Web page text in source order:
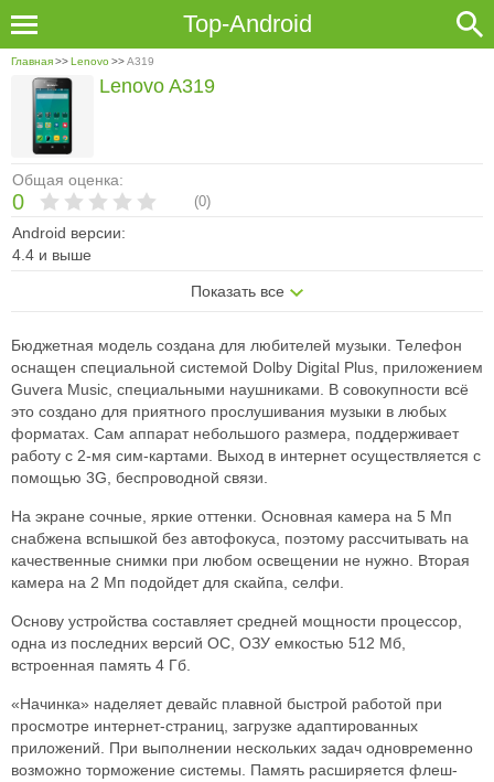
Top-Android
Главная>>Lenovo>>A319
Общая оценка:
0 (0)
Android версии:
4.4 и выше
Показать все
Lenovo A319
Бюджетная модель создана для любителей музыки. Телефон
оснащен специальной системой Dolby Digital Plus, приложением
Guvera Music, специальными наушниками. В совокупности всё
это создано для приятного прослушивания музыки в любых
форматах. Сам аппарат небольшого размера, поддерживает
работу с 2-мя сим-картами. Выход в интернет осуществляется с
помощью 3G, беспроводной связи.
На экране сочные, яркие оттенки. Основная камера на 5 Мп
снабжена вспышкой без автофокуса, поэтому рассчитывать на
качественные снимки при любом освещении не нужно. Вторая
камера на 2 Мп подойдет для скайпа, селфи.
Основу устройства составляет средней мощности процессор,
одна из последних версий ОС, ОЗУ емкостью 512 Мб,
встроенная память 4 Гб.
«Начинка» наделяет девайс плавной быстрой работой при
просмотре интернет-страниц, загрузке адаптированных
приложений. При выполнении нескольких задач одновременно
возможно торможение системы. Память расширяется флеш-